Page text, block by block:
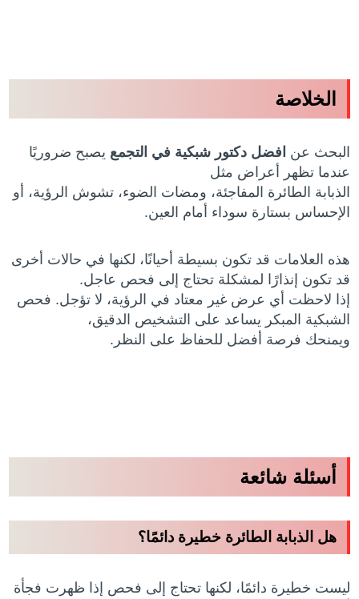
الخلاصة
البحث عن افضل دكتور شبكية في التجمع يصبح ضروريًا
عندما تظهر أعراض مثل
الذبابة الطائرة المفاجئة، ومضات الضوء، تشوش الرؤية، أو
الإحساس بستارة سوداء أمام العين.
هذه العلامات قد تكون بسيطة أحيانًا، لكنها في حالات أخرى
قد تكون إنذارًا لمشكلة تحتاج إلى فحص عاجل.
إذا لاحظت أي عرض غير معتاد في الرؤية، لا تؤجل. فحص
الشبكية المبكر يساعد على التشخيص الدقيق،
ويمنحك فرصة أفضل للحفاظ على النظر.
أسئلة شائعة
هل الذبابة الطائرة خطيرة دائمًا؟
ليست خطيرة دائمًا، لكنها تحتاج إلى فحص إذا ظهرت فجأة